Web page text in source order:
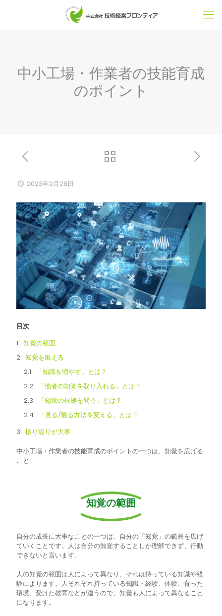
中小工場・作業者の技能育成
のポイント
2023年2月28日
目次
知覚の範囲
知覚を鍛える
「知識を増やす」とは？
「他者の知覚を取り入れる」とは？
「知覚の根拠を問う」とは？
「見る/観る方法を変える」とは？
振り返りが大事
中小工場・作業者の技能育成のポイントの一つは、知覚を広げる
こと
知覚の範囲
自分の成長に大事なことの一つは、自分の「知覚」の範囲を広げ
ていくことです。人は自分の知覚することしか理解できず、行動
できないと言います。
人の知覚の範囲は人によって異なり、それは持っている知識や経
験によります。人それぞれ持っている知識・経験、体験、育った
環境、受けた教育などが違うので、知覚も人によって異なること
になります。